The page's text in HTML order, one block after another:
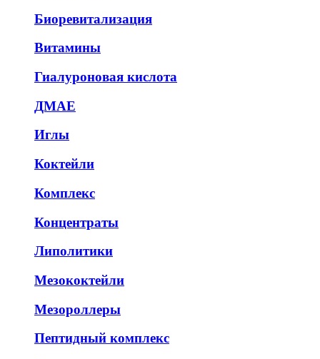
Биоревитализация
Витамины
Гиалуроновая кислота
ДМАЕ
Иглы
Коктейли
Комплекс
Концентраты
Липолитики
Мезококтейли
Мезороллеры
Пептидный комплекс